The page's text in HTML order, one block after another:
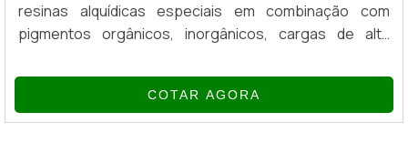
resinas alquídicas especiais em combinação com
pigmentos orgânicos, inorgânicos, cargas de alta
benzeno, com alto teor de cromato, proporcionando
ótima aderência às superfícies, rápida secagem, fácil
aplicação, ótima flexibilidade e resistências as
COTAR AGORA